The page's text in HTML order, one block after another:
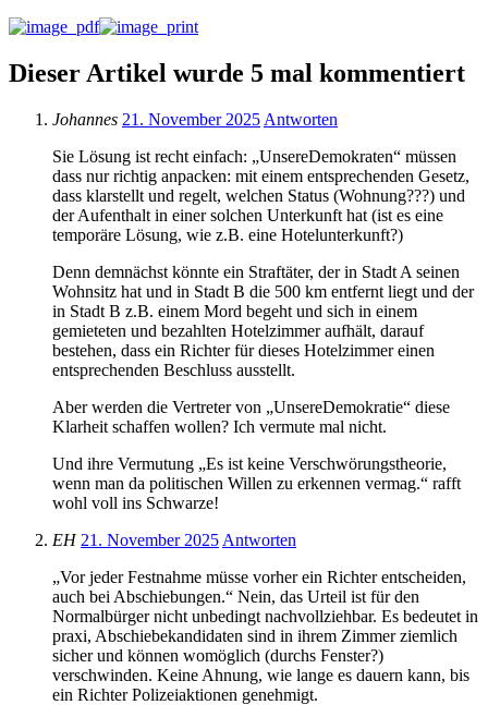
Dieser Artikel wurde 5 mal kommentiert
Johannes 21. November 2025 Antworten
Sie Lösung ist recht einfach: „UnsereDemokraten“ müssen
dass nur richtig anpacken: mit einem entsprechenden Gesetz,
dass klarstellt und regelt, welchen Status (Wohnung???) und
der Aufenthalt in einer solchen Unterkunft hat (ist es eine
temporäre Lösung, wie z.B. eine Hotelunterkunft?)
Denn demnächst könnte ein Straftäter, der in Stadt A seinen
Wohnsitz hat und in Stadt B die 500 km entfernt liegt und der
in Stadt B z.B. einem Mord begeht und sich in einem
gemieteten und bezahlten Hotelzimmer aufhält, darauf
bestehen, dass ein Richter für dieses Hotelzimmer einen
entsprechenden Beschluss ausstellt.
Aber werden die Vertreter von „UnsereDemokratie“ diese
Klarheit schaffen wollen? Ich vermute mal nicht.
Und ihre Vermutung „Es ist keine Verschwörungstheorie,
wenn man da politischen Willen zu erkennen vermag.“ rafft
wohl voll ins Schwarze!
EH 21. November 2025 Antworten
„Vor jeder Festnahme müsse vorher ein Richter entscheiden,
auch bei Abschiebungen.“ Nein, das Urteil ist für den
Normalbürger nicht unbedingt nachvollziehbar. Es bedeutet in
praxi, Abschiebekandidaten sind in ihrem Zimmer ziemlich
sicher und können womöglich (durchs Fenster?)
verschwinden. Keine Ahnung, wie lange es dauern kann, bis
ein Richter Polizeiaktionen genehmigt.